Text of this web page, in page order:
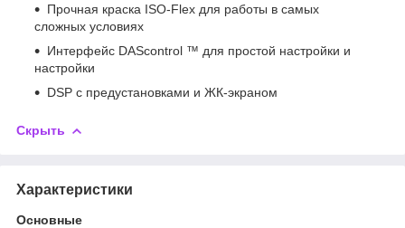
Прочная краска ISO-Flex для работы в самых
сложных условиях
Интерфейс DAScontrol ™ для простой настройки и
настройки
DSP с предустановками и ЖК-экраном
Скрыть
Характеристики
Основные